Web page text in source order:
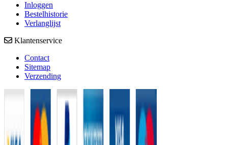
Inloggen
Bestelhistorie
Verlanglijst
Klantenservice
Contact
Sitemap
Verzending